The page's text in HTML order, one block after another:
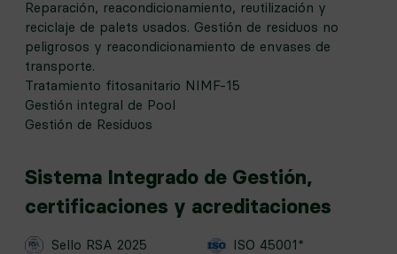
Reparación, reacondicionamiento, reutilización y
reciclaje de palets usados. Gestión de residuos no
peligrosos y reacondicionamiento de envases de
transporte.
Tratamiento fitosanitario NIMF-15
Gestión integral de Pool
Gestión de Residuos
Sistema Integrado de Gestión,
certificaciones y acreditaciones
Sello RSA 2025 ISO 45001*